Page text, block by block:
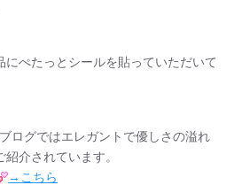
にぺたっとシールを貼っていただいて
ログではエレガントで優しさの溢れ
介されています。
→こちら